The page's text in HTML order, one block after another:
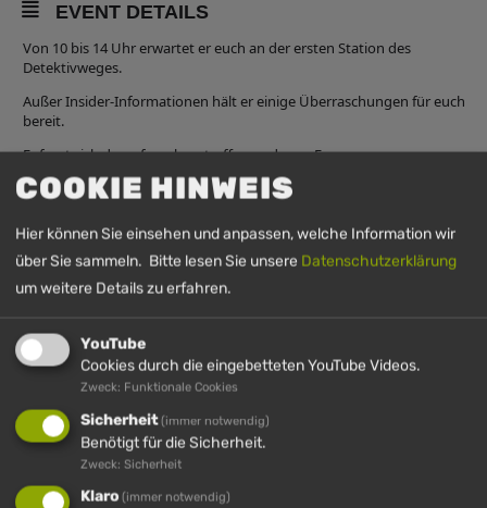
EVENT DETAILS
Von 10 bis 14 Uhr erwartet er euch an der ersten Station des
Detektivweges.
Außer Insider-Informationen hält er einige Überraschungen für euch
bereit.
Er freut sich darauf, euch zu treffen und eure Fragen zu
beantworten.
UHRZEIT
COOKIE HINWEIS
Hier können Sie einsehen und anpassen, welche Information wir
über Sie sammeln. Bitte lesen Sie unsere Datenschutzerklärung
um weitere Details zu erfahren.
YouTube
Cookies durch die eingebetteten YouTube Videos.
Zweck: Funktionale Cookies
Sicherheit(immer notwendig)
Benötigt für die Sicherheit.
Zweck: Sicherheit
Klaro (immer notwendig)